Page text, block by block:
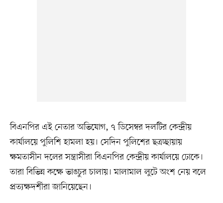
বিএনপির এই নেতার অভিযোগ, ৭ ডিসেম্বর দলটির কেন্দ্রীয়
কার্যালয়ে পুলিশি হামলা হয়। সেদিন পুলিশের ছত্রচ্ছায়ায়
ক্ষমতাসীন দলের সন্ত্রাসীরা বিএনপির কেন্দ্রীয় কার্যালয়ে ঢোকে।
তারা বিভিন্ন কক্ষে ভাঙচুর চালায়। মালামাল লুটে অংশ নেয় বলে
প্রত্যক্ষদর্শীরা জানিয়েছেন।